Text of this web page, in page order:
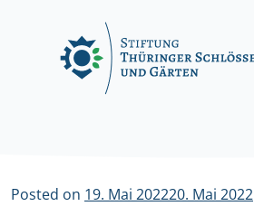
Posted on 19. Mai 202220. Mai 2022